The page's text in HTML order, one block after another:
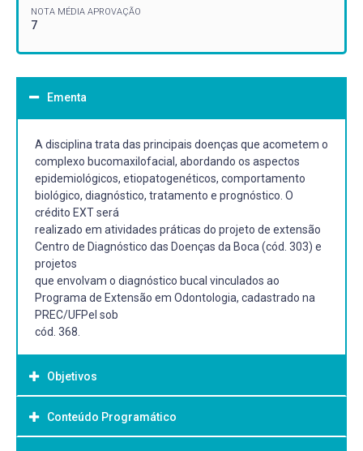
NOTA MÉDIA APROVAÇÃO
7
Ementa
A disciplina trata das principais doenças que acometem o
complexo bucomaxilofacial, abordando os aspectos
epidemiológicos, etiopatogenéticos, comportamento
biológico, diagnóstico, tratamento e prognóstico. O
crédito EXT será
realizado em atividades práticas do projeto de extensão
Centro de Diagnóstico das Doenças da Boca (cód. 303) e
projetos
que envolvam o diagnóstico bucal vinculados ao
Programa de Extensão em Odontologia, cadastrado na
PREC/UFPel sob
cód. 368.
Objetivos
Objetivo Geral:
Conteúdo Programático